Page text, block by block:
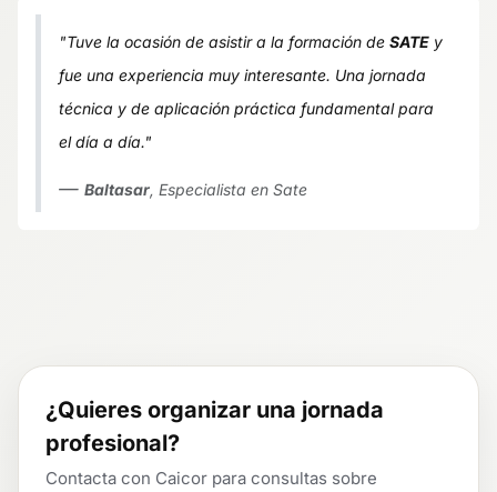
"Tuve la ocasión de asistir a la formación de SATE y
fue una experiencia muy interesante. Una jornada
técnica y de aplicación práctica fundamental para
el día a día."
Baltasar, Especialista en Sate
¿Quieres organizar una jornada
profesional?
Contacta con Caicor para consultas sobre